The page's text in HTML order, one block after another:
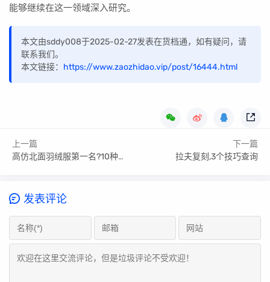
能够继续在这一领域深入研究。
本文由sddy008于2025-02-27发表在货档通，如有疑问，请
联系我们。
本文链接： https://www.zaozhidao.vip/post/16444.html
上一篇
高仿北面羽绒服第一名?10种渠道参考
下一篇
拉夫复刻,3个技巧查询
发表评论